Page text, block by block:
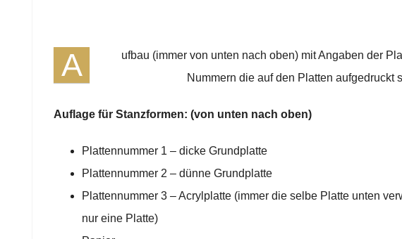
A
ufbau (immer von unten nach oben) mit Angaben der
Nummern die auf den Platten aufgedruckt
Auflage für Stanzformen: (von unten nach oben)
Plattennummer 1 – dicke Grundplatte
Plattennummer 2 – dünne Grundplatte
Plattennummer 3 – Acrylplatte (immer die selbe Platte unten
nur eine Platte)